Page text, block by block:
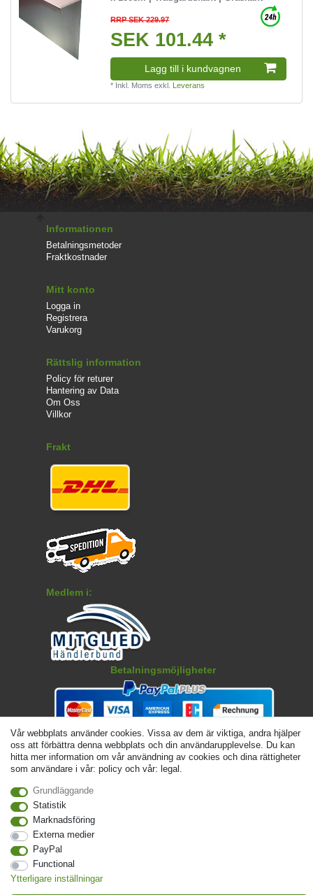
RRP SEK 229.97
SEK 101.44 *
Lagg till i kundvagnen
* Inkl. Moms exkl. Leverans
Informationen
Betalningsmetoder
Fraktkostnader
Mitt konto
Logga in
Registrera
Varukorg
Rättslig information
Policy för returer
Hantering av Data
Om Oss
Villkor
Frakt
Medlem i:
Betalningsmöjligheter
Vår webbplats använder cookies. Vissa av dem är viktiga, andra hjälper
oss att förbättra denna webbplats och din användarupplevelse. Du kan
hitta mer information om vår användning av cookies och dina rättigheter
som användare i vår: policy och vår: legal.
Grundläggande
Statistik
Marknadsföring
Externa medier
PayPal
Functional
Ytterligare inställningar
Withdraw from contract here